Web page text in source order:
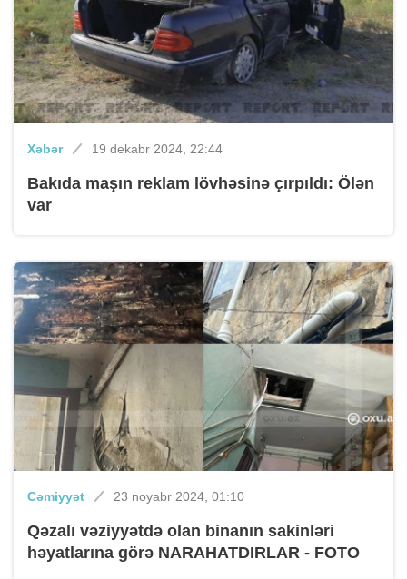
Xəbər 19 dekabr 2024, 22:44
Bakıda maşın reklam lövhəsinə çırpıldı: Ölən
var
Cəmiyyət 23 noyabr 2024, 01:10
Qəzalı vəziyyətdə olan binanın sakinləri
həyatlarına görə NARAHATDIRLAR - FOTO